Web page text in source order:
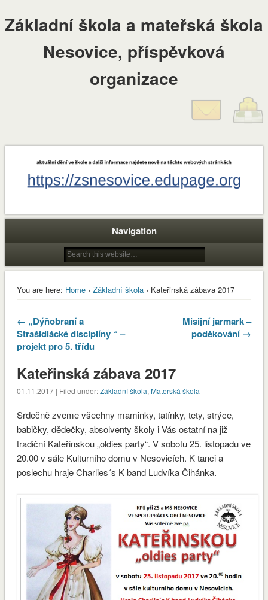
Základní škola a mateřská škola
Nesovice, příspěvková
organizace
envvyuctovani_osvedceni-1-1 Stáhnout
Navigation
You are here: Home› Základní škola› Kateřinská zábava 2017
← „Dýňobraní a
Strašidlácké disciplíny “ –
projekt pro 5. třídu
Misijní jarmark –
poděkování →
Kateřinská zábava 2017
01.11.2017 | Filed under:Základní škola, Mateřská škola
Srdečně zveme všechny maminky, tatínky, tety, strýce,
babičky, dědečky, absolventy školy i Vás ostatní na již
tradiční Kateřinskou „oldies party“. V sobotu 25. listopadu ve
20.00 v sále Kulturního domu v Nesovicích. K tanci a
poslechu hraje Charlies´s K band Ludvíka Čihánka.